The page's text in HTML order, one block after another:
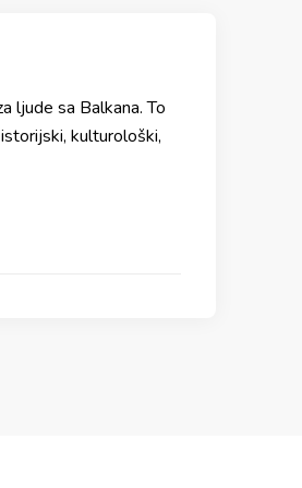
ljude sa Balkana. To
kulturološki,